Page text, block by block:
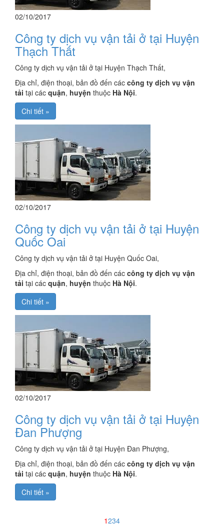
02/10/2017
Công ty dịch vụ vận tải ở tại Huyện
Thạch Thất
Công ty dịch vụ vận tải ở tại Huyện Thạch Thất,
Địa chỉ, điện thoại, bản đồ đến các công ty dịch vụ vận
tải tại các quận, huyện thuộc Hà Nội.
Chi tiết »
02/10/2017
Công ty dịch vụ vận tải ở tại Huyện
Quốc Oai
Công ty dịch vụ vận tải ở tại Huyện Quốc Oai,
Địa chỉ, điện thoại, bản đồ đến các công ty dịch vụ vận
tải tại các quận, huyện thuộc Hà Nội.
Chi tiết »
02/10/2017
Công ty dịch vụ vận tải ở tại Huyện
Đan Phượng
Công ty dịch vụ vận tải ở tại Huyện Đan Phượng,
Địa chỉ, điện thoại, bản đồ đến các công ty dịch vụ vận
tải tại các quận, huyện thuộc Hà Nội.
Chi tiết »
1234